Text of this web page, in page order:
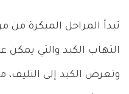
تبدأ المراحل المبكرة
التهاب الكبد والتي يمكن
وتعرض الكبد إلى